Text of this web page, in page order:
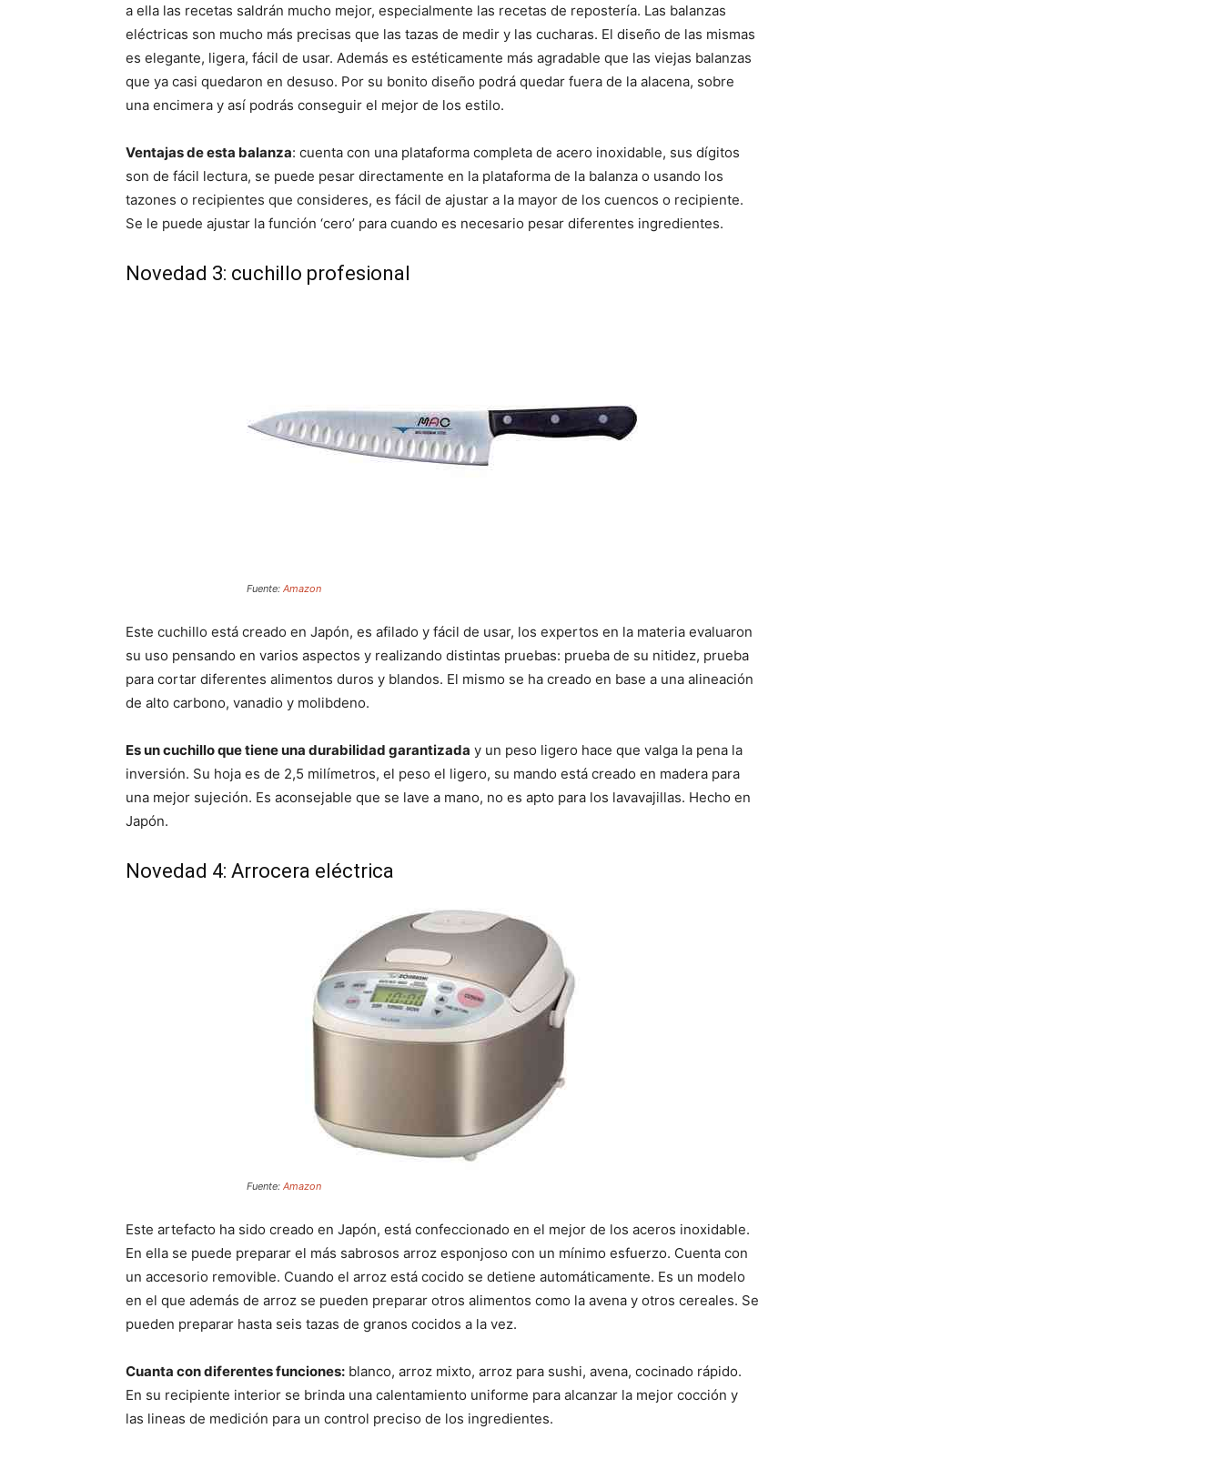
a ella las recetas saldrán mucho mejor, especialmente las recetas de repostería. Las balanzas
eléctricas son mucho más precisas que las tazas de medir y las cucharas. El diseño de las mismas
es elegante, ligera, fácil de usar. Además es estéticamente más agradable que las viejas balanzas
que ya casi quedaron en desuso. Por su bonito diseño podrá quedar fuera de la alacena, sobre
una encimera y así podrás conseguir el mejor de los estilo.
Ventajas de esta balanza: cuenta con una plataforma completa de acero inoxidable, sus dígitos
son de fácil lectura, se puede pesar directamente en la plataforma de la balanza o usando los
tazones o recipientes que consideres, es fácil de ajustar a la mayor de los cuencos o recipiente.
Se le puede ajustar la función ‘cero’ para cuando es necesario pesar diferentes ingredientes.
Novedad 3: cuchillo profesional
Fuente: Amazon
Este cuchillo está creado en Japón, es afilado y fácil de usar, los expertos en la materia evaluaron
su uso pensando en varios aspectos y realizando distintas pruebas: prueba de su nitidez, prueba
para cortar diferentes alimentos duros y blandos. El mismo se ha creado en base a una alineación
de alto carbono, vanadio y molibdeno.
Es un cuchillo que tiene una durabilidad garantizada y un peso ligero hace que valga la pena la
inversión. Su hoja es de 2,5 milímetros, el peso el ligero, su mando está creado en madera para
una mejor sujeción. Es aconsejable que se lave a mano, no es apto para los lavavajillas. Hecho en
Japón.
Novedad 4: Arrocera eléctrica
Fuente: Amazon
Este artefacto ha sido creado en Japón, está confeccionado en el mejor de los aceros inoxidable.
En ella se puede preparar el más sabrosos arroz esponjoso con un mínimo esfuerzo. Cuenta con
un accesorio removible. Cuando el arroz está cocido se detiene automáticamente. Es un modelo
en el que además de arroz se pueden preparar otros alimentos como la avena y otros cereales. Se
pueden preparar hasta seis tazas de granos cocidos a la vez.
Cuanta con diferentes funciones: blanco, arroz mixto, arroz para sushi, avena, cocinado rápido.
En su recipiente interior se brinda una calentamiento uniforme para alcanzar la mejor cocción y
las lineas de medición para un control preciso de los ingredientes.